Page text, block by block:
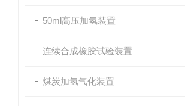
50ml高压加氢装置
连续合成橡胶试验装置
煤炭加氢气化装置